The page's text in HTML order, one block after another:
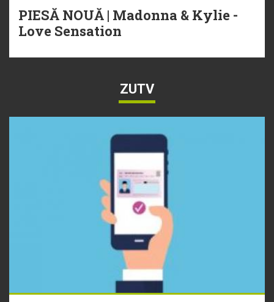
PIESĂ NOUĂ | Madonna & Kylie -
Love Sensation
ZUTV